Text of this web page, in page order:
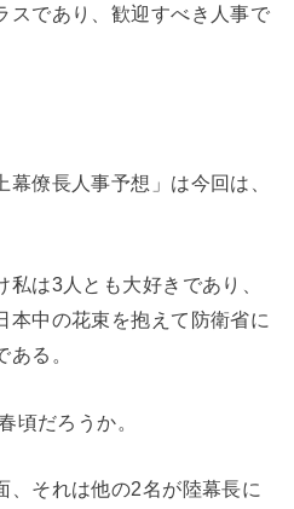
スであり、歓迎すべき人事で
僚長人事予想」は今回は、
は3人とも大好きであり、
本中の花束を抱えて防衛省に
る。
頃だろうか。
、それは他の2名が陸幕長に